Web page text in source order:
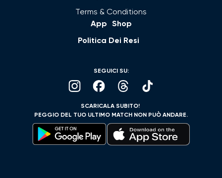
Terms & Conditions
App Shop
Politica Dei Resi
SEGUICI SU:
SCARICALA SUBITO!
PEGGIO DEL TUO ULTIMO MATCH NON PUÒ ANDARE.